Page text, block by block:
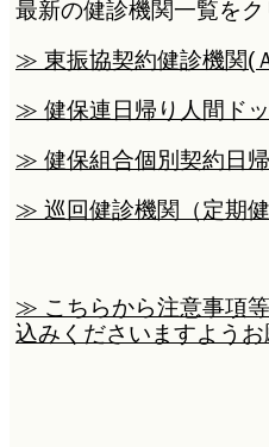
最新の健診機関一覧を
≫ 東振協契約健診機関(
≫ 健保連日帰り人間ド
≫ 健保組合個別契約日
≫ 巡回健診機関（定期
≫ こちらから注意事項
込みくださいますようお